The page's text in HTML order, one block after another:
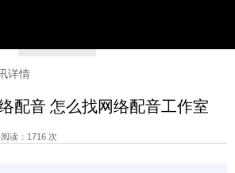
详情
配音 怎么找网络配音工作室
读：1716 次